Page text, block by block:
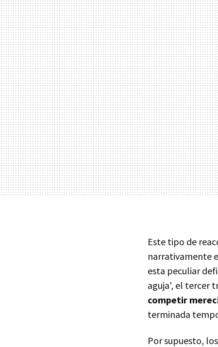
Este tipo de
narrativamente
esta peculiar
aguja', el tercer
competir
terminada
Por supuesto,